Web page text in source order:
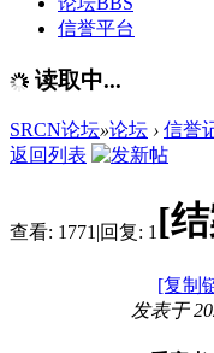
信誉平台
读取中...
SRCN论坛»论坛 › 信誉
返回列表
查看: 1771 |回复: 1 [
[复制
发表于